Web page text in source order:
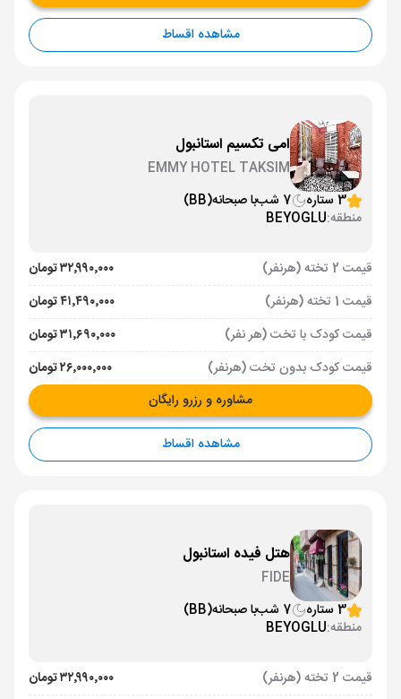
مشاهده اقساط
امی تکسیم استانبول
EMMY HOTEL TAKSIM
3 ستاره
7 شب با صبحانه(BB)
منطقه:BEYOGLU
قیمت 2 تخته (هرنفر)
۳۲٬۹۹۰٬۰۰۰ تومان
قیمت 1 تخته (هرنفر)
۴۱٬۴۹۰٬۰۰۰ تومان
قیمت کودک با تخت (هر نفر)
۳۱٬۶۹۰٬۰۰۰ تومان
قیمت کودک بدون تخت (هرنفر)
۲۶٬۰۰۰٬۰۰۰ تومان
مشاوره و رزرو رایگان
مشاهده اقساط
هتل فیده استانبول
FIDE
3 ستاره
7 شب با صبحانه(BB)
منطقه:BEYOGLU
قیمت 2 تخته (هرنفر)
۳۲٬۹۹۰٬۰۰۰ تومان